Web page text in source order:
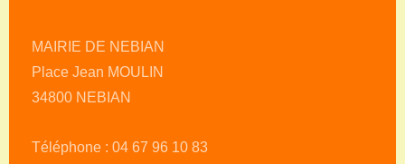
MAIRIE DE NEBIAN
Place Jean MOULIN
34800 NEBIAN
Téléphone : 04 67 96 10 83